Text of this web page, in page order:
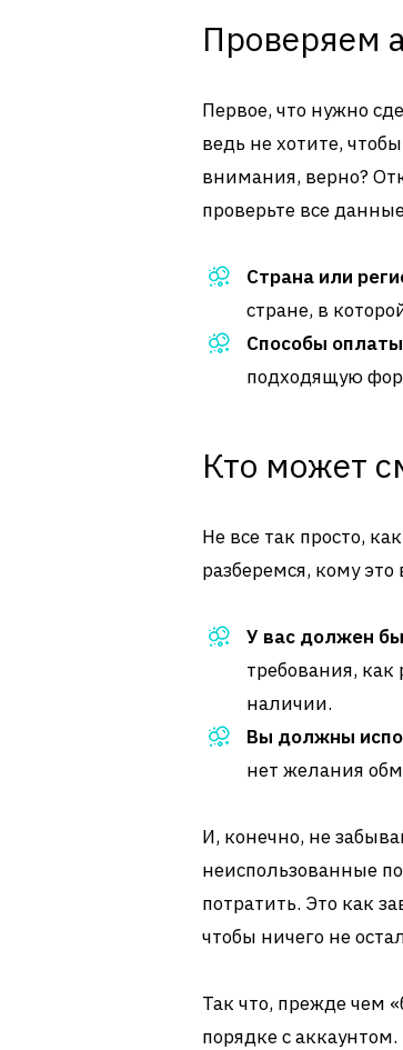
Проверяем
Первое, что нужно
ведь не хотите,
внимания, верно?
проверьте все
Страна или
стране, в
Способы
подходящую
Кто может
Не все так просто,
разберемся, кому
У вас должен
требования, как
наличии.
Вы должны
нет желания
И, конечно, не
неиспользованные
потратить. Это как
чтобы ничего не
Так что, прежде чем
порядке с